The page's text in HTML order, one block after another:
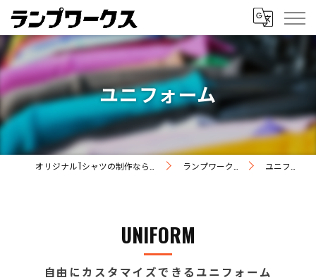
ユニフォーム
ランプワークスの特徴 ユニフォーム
自由にカスタマイズできるユニフォーム
UNIFORM